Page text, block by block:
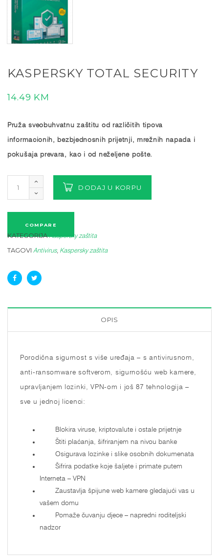
KASPERSKY TOTAL SECURITY
14.49 KM
Pruža sveobuhvatnu zaštitu od različitih tipova
informacionih, bezbjednosnih prijetnji, mrežnih napada i
pokušaja prevara, kao i od neželjene pošte.
DODAJ U KORPU
COMPARE
KATEGORIJA Kaspersky zaštita
TAGOVI Antivirus, Kaspersky zaštita
OPIS
Porodična sigurnost s više uređaja – s antivirusnom,
anti-ransomware softverom, sigurnošću web kamere,
upravljanjem lozinki, VPN-om i još 87 tehnologija –
sve u jednoj licenci:
Blokira viruse, kriptovalute i ostale prijetnje
Štiti plaćanja, šifriranjem na nivou banke
Osigurava lozinke i slike osobnih dokumenata
Šifrira podatke koje šaljete i primate putem
Interneta – VPN
Zaustavlja špijune web kamere gledajući vas u
vašem domu
Pomaže čuvanju djece – napredni roditeljski
nadzor